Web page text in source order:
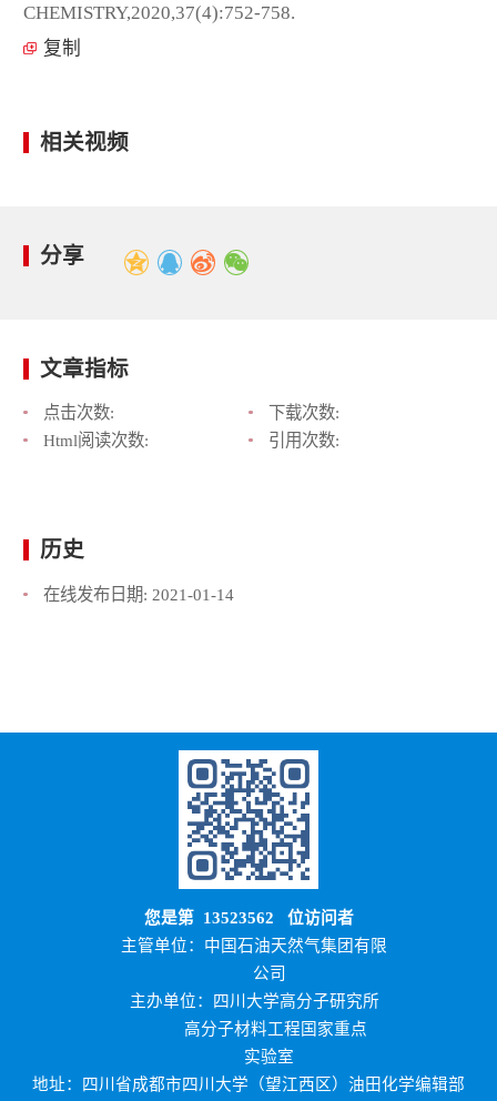
CHEMISTRY,2020,37(4):752-758.
复制
相关视频
分享
文章指标
点击次数:
下载次数:
Html阅读次数:
引用次数:
历史
在线发布日期: 2021-01-14
您是第 13523562 位访问者
主管单位：中国石油天然气集团有限
公司
主办单位：四川大学高分子研究所
高分子材料工程国家重点
实验室
地址：四川省成都市四川大学（望江西区）油田化学编辑部